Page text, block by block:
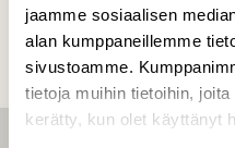
jaamme sosiaalisen
alan kumppaneillemme
sivustoamme.
tietoja muihin tietoihin,
kerätty, kun olet käyttänyt